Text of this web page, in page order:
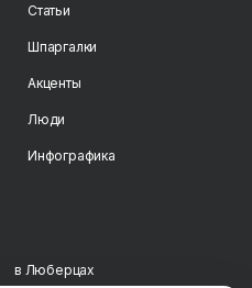
Статьи
Шпаргалки
Акценты
Люди
Инфографика
в Люберцах